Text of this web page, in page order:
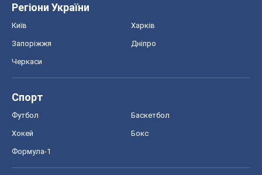
Регіони України
Київ Харків
Запоріжжя Дніпро
Черкаси
Спорт
Футбол Баскетбол
Хокей Бокс
Формула-1